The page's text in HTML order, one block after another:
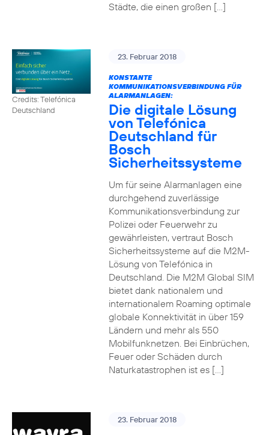
Städte, die einen großen […]
Credits: Telefónica
Deutschland
23. Februar 2018
KONSTANTE
KOMMUNIKATIONSVERBINDUNG FÜR
ALARMANLAGEN:
Die digitale Lösung
von Telefónica
Deutschland für
Bosch
Sicherheitssysteme
Um für seine Alarmanlagen eine
durchgehend zuverlässige
Kommunikationsverbindung zur
Polizei oder Feuerwehr zu
gewährleisten, vertraut Bosch
Sicherheitssysteme auf die M2M-
Lösung von Telefónica in
Deutschland. Die M2M Global SIM
bietet dank nationalem und
internationalem Roaming optimale
globale Konnektivität in über 159
Ländern und mehr als 550
Mobilfunknetzen. Bei Einbrüchen,
Feuer oder Schäden durch
Naturkatastrophen ist es […]
23. Februar 2018